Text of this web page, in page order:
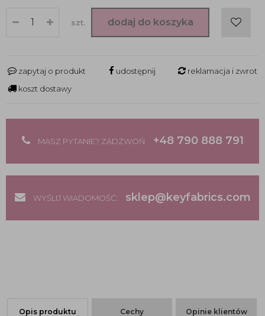
szt. dodaj do koszyka
zapytaj o produkt udostępnij
reklamacja i zwrot
koszt dostawy
MASZ PYTANIE? ZADZWOŃ +48 790 888 791
WYŚLIJ WIADOMOŚĆ: sklep@keyfabrics.com
Opis produktu Cechy Opinie klientów